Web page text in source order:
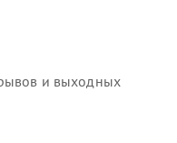
и выходных